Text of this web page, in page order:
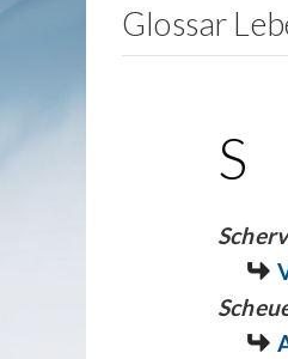
Glossar
S